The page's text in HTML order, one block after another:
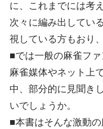
に、これまでには考
次々に編み出してい
視している方もおり
■では一般の麻雀フ
麻雀媒体やネット上
中、部分的に見聞き
いでしょうか。
■本書はそんな激動の